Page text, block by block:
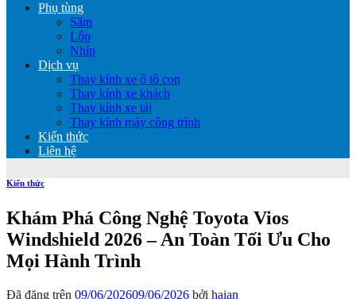
Phụ tùng
Săm
Lốp
Nhíp
Dịch vụ
Thay kính xe ô tô con
Thay kính xe khách
Thay kính xe tải
Thay kính máy công trình
Kiến thức
Liên hệ
Kiến thức
Khám Phá Công Nghệ Toyota Vios
Windshield 2026 – An Toàn Tối Ưu Cho
Mọi Hành Trình
Đã đăng trên 09/06/202609/06/2026 bởi haian